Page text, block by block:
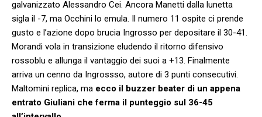
galvanizzato Alessandro Cei. Ancora Manetti dalla lunetta
sigla il -7, ma Occhini lo emula. Il numero 11 ospite ci prende
gusto e l’azione dopo brucia Ingrosso per depositare il 30-41.
Morandi vola in transizione eludendo il ritorno difensivo
rossoblu e allunga il vantaggio dei suoi a +13. Finalmente
arriva un cenno da Ingrossso, autore di 3 punti consecutivi.
Maltomini replica, ma ecco il buzzer beater di un appena
entrato Giuliani che ferma il punteggio sul 36-45